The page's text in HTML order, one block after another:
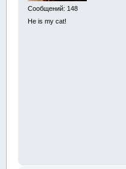
Сообщений: 148
He is my cat!